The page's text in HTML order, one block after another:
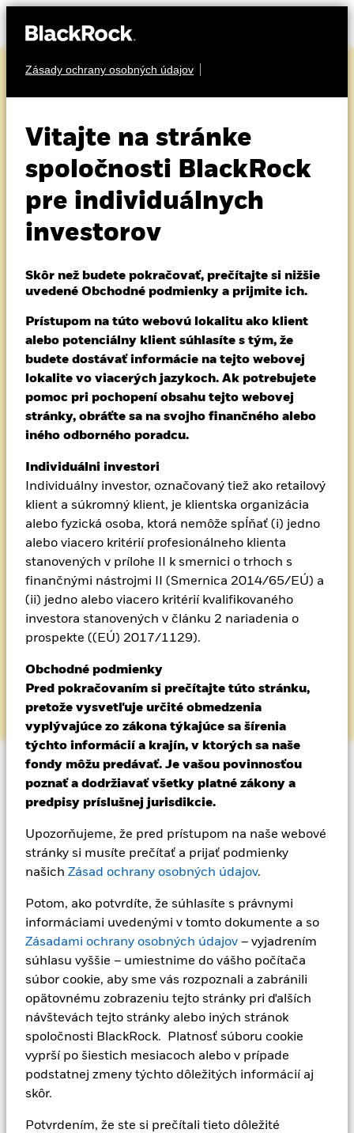
Zásady ochrany osobných údajov
Vitajte na stránke
spoločnosti BlackRock
pre individuálnych
investorov
Skôr než budete pokračovať, prečítajte si nižšie
uvedené Obchodné podmienky a prijmite ich.
Prístupom na túto webovú lokalitu ako klient
alebo potenciálny klient súhlasíte s tým, že
budete dostávať informácie na tejto webovej
lokalite vo viacerých jazykoch. Ak potrebujete
pomoc pri pochopení obsahu tejto webovej
stránky, obráťte sa na svojho finančného alebo
iného odborného poradcu.
Individuálni investori
Individuálny investor, označovaný tiež ako retailový
klient a súkromný klient, je klientska organizácia
alebo fyzická osoba, ktorá nemôže spĺňať (i) jedno
alebo viacero kritérií profesionálneho klienta
stanovených v prílohe II k smernici o trhoch s
finančnými nástrojmi II (Smernica 2014/65/EÚ) a
(ii) jedno alebo viacero kritérií kvalifikovaného
investora stanovených v článku 2 nariadenia o
prospekte ((EÚ) 2017/1129).
Obchodné podmienky
Pred pokračovaním si prečítajte túto stránku,
pretože vysvetľuje určité obmedzenia
vyplývajúce zo zákona týkajúce sa šírenia
týchto informácií a krajín, v ktorých sa naše
fondy môžu predávať. Je vašou povinnosťou
poznať a dodržiavať všetky platné zákony a
predpisy príslušnej jurisdikcie.
Upozorňujeme, že pred prístupom na naše webové
stránky si musíte prečítať a prijať podmienky
našich Zásad ochrany osobných údajov.
Potom, ako potvrdíte, že súhlasíte s právnymi
informáciami uvedenými v tomto dokumente a so
Zásadami ochrany osobných údajov – vyjadrením
súhlasu vyššie – umiestnime do vášho počítača
súbor cookie, aby sme vás rozpoznali a zabránili
opätovnému zobrazeniu tejto stránky pri ďalších
návštevách tejto stránky alebo iných stránok
spoločnosti BlackRock. Platnosť súboru cookie
vyprší po šiestich mesiacoch alebo v prípade
podstatnej zmeny týchto dôležitých informácií aj
skôr.
Potvrdením, že ste si prečítali tieto dôležité
Vzdelávanie
Individuálni investori
iShares
Aladdin
Naša spoločnosť
O SPOLOČNOSTI BLACKROCK NA SLOVENSK
V skutočnosti ide o
našich klientov
Čo najviac ľudí by malo ťažiť z dlhodobého
správcovia aktív viac ako 30 rokov
sme prispeli k odolnejšiemu svetu – dnes
aj pre budúce generácie.
Všetko, čo robíme, je o pomoci našim
klientom dosiahnuť ich finančné ciele.
Takže keď hovoríme o sebe, v skutočnosti
hovoríme o tých, ktorí nám dôverujú.
Kto sme
Spájame vytváranie bohatstva, inovácie a udržateľnú
angažovanosť